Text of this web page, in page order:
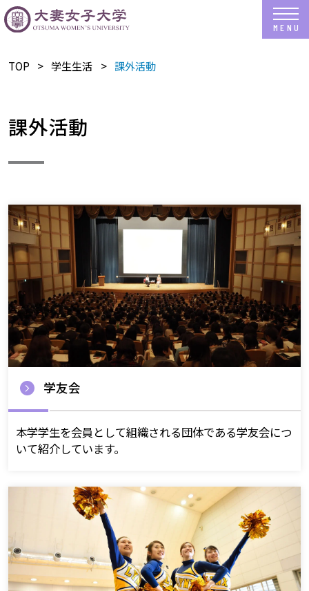
TOP ​学生生活 課外活動
課外活動
学友会
本学学生を会員として組織される団体である学友会につ
いて紹介しています。